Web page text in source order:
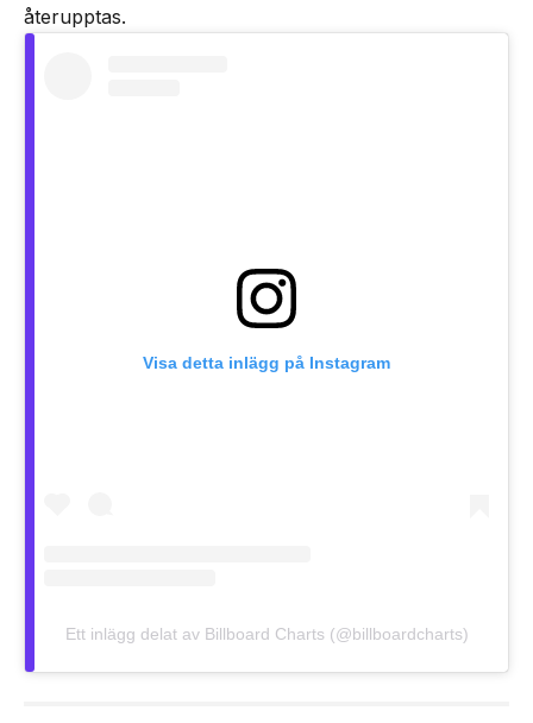
återupptas.
Visa detta inlägg på Instagram
Ett inlägg delat av Billboard Charts (@billboardcharts)